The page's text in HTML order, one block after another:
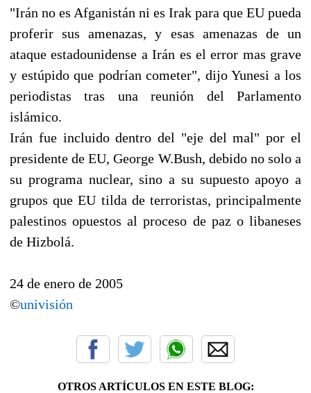
"Irán no es Afganistán ni es Irak para que EU pueda
proferir sus amenazas, y esas amenazas de un
ataque estadounidense a Irán es el error mas grave
y estúpido que podrían cometer", dijo Yunesi a los
periodistas tras una reunión del Parlamento
islámico.
Irán fue incluido dentro del "eje del mal" por el
presidente de EU, George W.Bush, debido no solo a
su programa nuclear, sino a su supuesto apoyo a
grupos que EU tilda de terroristas, principalmente
palestinos opuestos al proceso de paz o libaneses
de Hizbolá.
24 de enero de 2005
©univisión
OTROS ARTÍCULOS EN ESTE BLOG: